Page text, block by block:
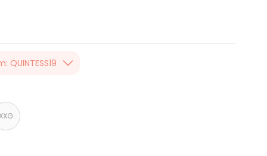
QUINTESS19
valor, usando o
toda loja Quintess,
XXG